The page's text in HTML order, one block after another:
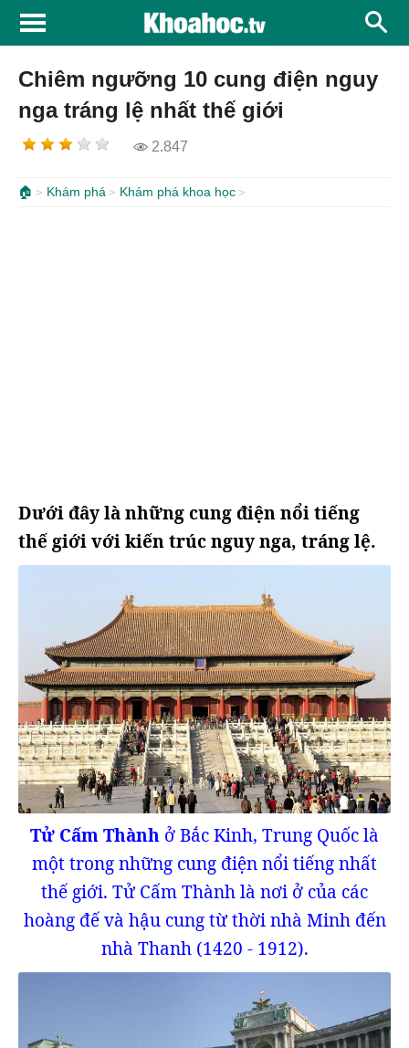
Chiêm ngưỡng 10 cung điện nguy
nga tráng lệ nhất thế giới
2.847
🏠 Khám phá Khám phá khoa học
Dưới đây là những cung điện nổi tiếng
thế giới với kiến trúc nguy nga, tráng lệ.
Tử Cấm Thành ở Bắc Kinh, Trung Quốc là
một trong những cung điện nổi tiếng nhất
thế giới. Tử Cấm Thành là nơi ở của các
hoàng đế và hậu cung từ thời nhà Minh đến
nhà Thanh (1420 - 1912).